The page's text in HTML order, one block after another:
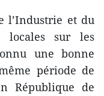
l’Industrie et du
locales sur les
une bonne
période de
République de